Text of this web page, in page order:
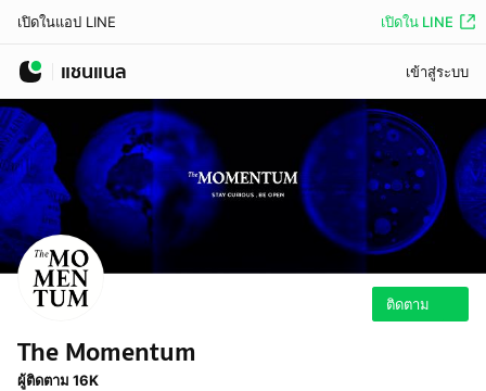
เปิดในแอป LINE เปิดใน LINE
แชนแนล เข้าสู่ระบบ
ติดตาม
The Momentum
ผู้ติดตาม 16K